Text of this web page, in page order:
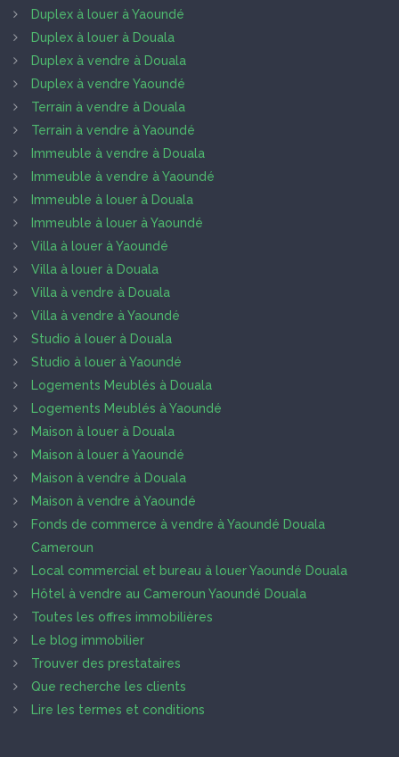
Duplex à louer à Yaoundé
Duplex à louer à Douala
Duplex à vendre à Douala
Duplex à vendre Yaoundé
Terrain à vendre à Douala
Terrain à vendre à Yaoundé
Immeuble à vendre à Douala
Immeuble à vendre à Yaoundé
Immeuble à louer à Douala
Immeuble à louer à Yaoundé
Villa à louer à Yaoundé
Villa à louer à Douala
Villa à vendre à Douala
Villa à vendre à Yaoundé
Studio à louer à Douala
Studio à louer à Yaoundé
Logements Meublés à Douala
Logements Meublés à Yaoundé
Maison à louer à Douala
Maison à louer à Yaoundé
Maison à vendre à Douala
Maison à vendre à Yaoundé
Fonds de commerce à vendre à Yaoundé Douala
Cameroun
Local commercial et bureau à louer Yaoundé Douala
Hôtel à vendre au Cameroun Yaoundé Douala
Toutes les offres immobilières
Le blog immobilier
Trouver des prestataires
Que recherche les clients
Lire les termes et conditions